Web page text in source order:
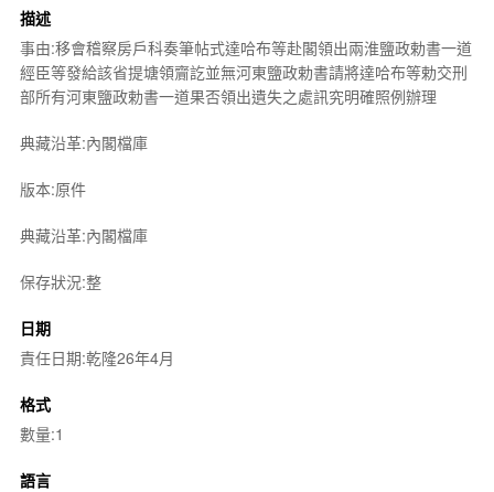
描述
事由:移會稽察房戶科奏筆帖式達哈布等赴閣領出兩淮鹽政勅書一道
經臣等發給該省提塘領齎訖並無河東鹽政勅書請將達哈布等勅交刑
部所有河東鹽政勅書一道果否領出遺失之處訊究明確照例辦理
典藏沿革:內閣檔庫
版本:原件
典藏沿革:內閣檔庫
保存狀況:整
日期
責任日期:乾隆26年4月
格式
數量:1
語言